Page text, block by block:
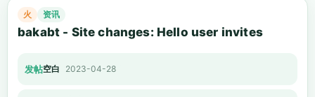
火 资讯
bakabt - Site changes: Hello user invites
发帖空白 2023-04-28